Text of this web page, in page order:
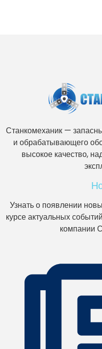
Станкомеханик —
и обрабатывающего
высокое качество,
Узнать о появлении
курсе актуальных
компании